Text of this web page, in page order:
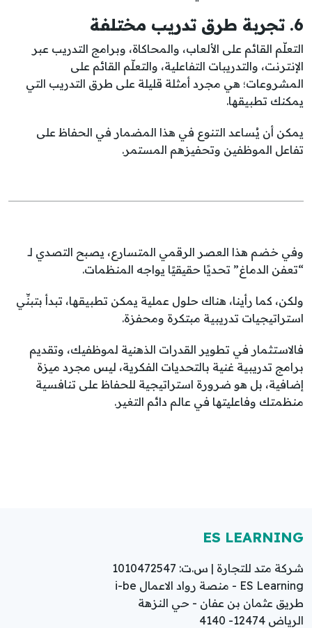
6. تجربة طرق تدريب مختلفة
التعلّم القائم على الألعاب، والمحاكاة، وبرامج التدريب عبر
الإنترنت، والتدريبات التفاعلية، والتعلّم القائم على
المشروعات؛ هي مجرد أمثلة قليلة على طرق التدريب التي
يمكنك تطبيقها.
يمكن أن يُساعد التنوع في هذا المضمار في الحفاظ على
تفاعل الموظفين وتحفيزهم المستمر.
وفي خضم هذا العصر الرقمي المتسارع، يصبح التصدي لـ
“تعفن الدماغ” تحديًا حقيقيًا يواجه المنظمات.
ولكن، كما رأينا، هناك حلول عملية يمكن تطبيقها، تبدأ بتبنِّي
استراتيجيات تدريبية مبتكرة ومحفزة.
فالاستثمار في تطوير القدرات الذهنية لموظفيك، وتقديم
برامج تدريبية غنية بالتحديات الفكرية، ليس مجرد ميزة
إضافية، بل هو ضرورة استراتيجية للحفاظ على تنافسية
منظمتك وفاعليتها في عالم دائم التغير.
ES LEARNING
شركة متد للتجارة | س.ت: 1010472547
ES Learning - منصة رواد الاعمال i-be
طريق عثمان بن عفان - حي النزهة
الرياض 12474- 4140